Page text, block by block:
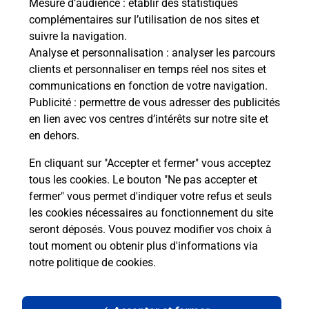
Mesure d’audience : établir des statistiques
complémentaires sur l’utilisation de nos sites et
suivre la navigation.
Analyse et personnalisation : analyser les parcours
clients et personnaliser en temps réel nos sites et
communications en fonction de votre navigation.
Publicité : permettre de vous adresser des publicités
en lien avec vos centres d’intérêts sur notre site et
en dehors.
En cliquant sur "Accepter et fermer" vous acceptez
tous les cookies. Le bouton "Ne pas accepter et
fermer" vous permet d'indiquer votre refus et seuls
les cookies nécessaires au fonctionnement du site
seront déposés. Vous pouvez modifier vos choix à
tout moment ou obtenir plus d'informations via
notre politique de cookies.
Boîte aux Lettres La Poste
Prochaine collecte du courrierlundià 09h00
3 Chemin Du Bois D Erveaux
27160 Sainte Marie D Attez
Le lien s'ouvre dans un nouvel onglet
Localiser Liste Boîtes aux lettres Eure Sainte Marie D Attez